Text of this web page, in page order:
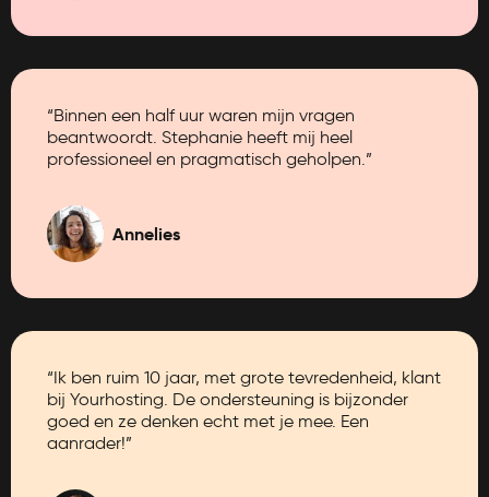
“Binnen een half uur waren mijn vragen
beantwoordt. Stephanie heeft mij heel
professioneel en pragmatisch geholpen.”
Annelies
“Ik ben ruim 10 jaar, met grote tevredenheid, klant
bij Yourhosting. De ondersteuning is bijzonder
goed en ze denken echt met je mee. Een
aanrader!”